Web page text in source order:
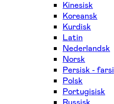
Kinesisk
Koreansk
Kurdisk
Latin
Nederlandsk
Norsk
Persisk - farsi
Polsk
Portugisisk